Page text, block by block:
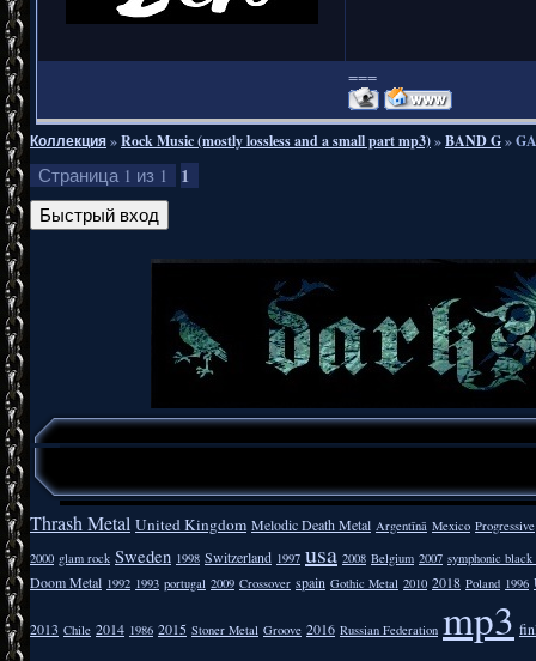
===
Коллекция»Rock Music (mostly lossless and a small part mp3)»BAND G»
Страница 1 из 1 1
Thrash Metal United Kingdom Melodic Death Metal Argentīnā Mexico Progressive
2000 glam rock Sweden 1998 Switzerland 1997 usa 2008 Belgium 2007 symphonic
Doom Metal 1992 1993 portugal 2009 Crossover spain Gothic Metal 2010 2018 Poland 1996
2013 Chile 2014 1986 2015 Stoner Metal Groove 2016 Russian Federation mp3